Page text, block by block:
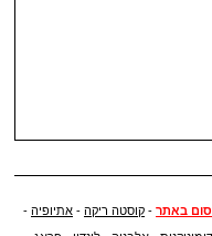
באתר - קוסטה ריקה - אתיופיה -